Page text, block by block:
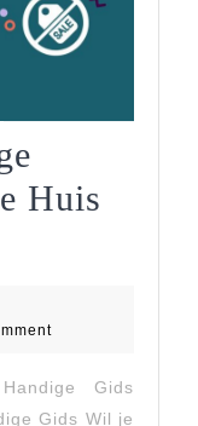
Huis
Gids
Gids Wil je